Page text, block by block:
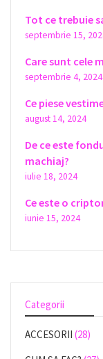
Tot ce trebuie
septembrie 15,
Care sunt cele
septembrie 4, 2024
Ce piese
august 14, 2024
De ce este
machiaj?
iulie 18, 2024
Ce este o
iunie 15, 2024
Categorii
ACCESORII (28)